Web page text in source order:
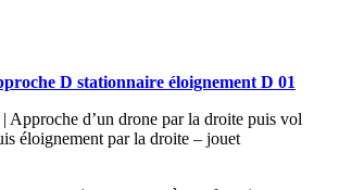
D stationnaire éloignement D 01
Approche d’un drone par la droite puis vol
éloignement par la droite – jouet